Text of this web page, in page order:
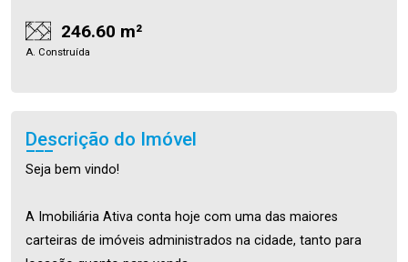
246.60 m²
A. Construída
Descrição do Imóvel
Seja bem vindo!
A Imobiliária Ativa conta hoje com uma das maiores
carteiras de imóveis administrados na cidade, tanto para